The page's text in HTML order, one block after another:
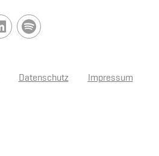
Datenschutz Impressum